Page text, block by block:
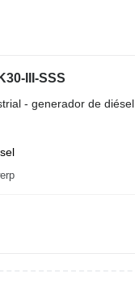
III-SSS
- generador de diésel